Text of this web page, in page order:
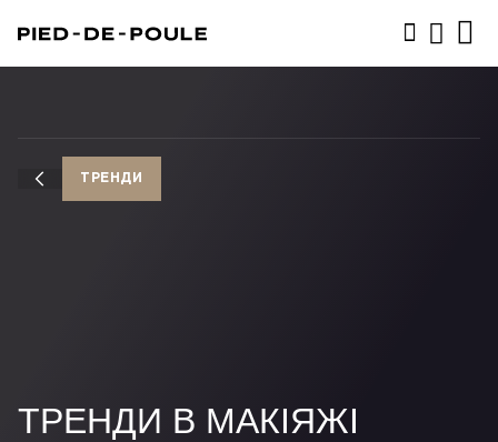
ТРЕНДИ
ТРЕНДИ В МАКІЯЖІ